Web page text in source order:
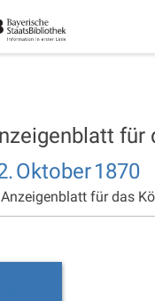
für
Oktober1870
für das